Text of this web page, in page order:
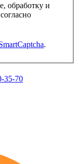
обработку и
.
35-70